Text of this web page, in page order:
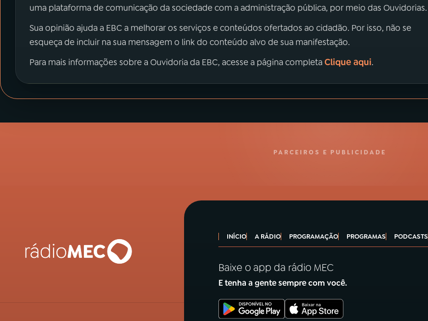
uma plataforma de comunicação da sociedade com a administração pública, por meio das Ouvidorias.
Sua opinião ajuda a EBC a melhorar os serviços e conteúdos ofertados ao cidadão. Por isso, não se
esqueça de incluir na sua mensagem o link do conteúdo alvo de sua manifestação.
Para mais informações sobre a Ouvidoria da EBC, acesse a página completaClique aqui.
PARCEIROS E PUBLICIDADE
INÍCIO A RÁDIO PROGRAMAÇÃO PROGRAMAS PODCASTS
Baixe o app da rádio MEC
E tenha a gente sempre com você.